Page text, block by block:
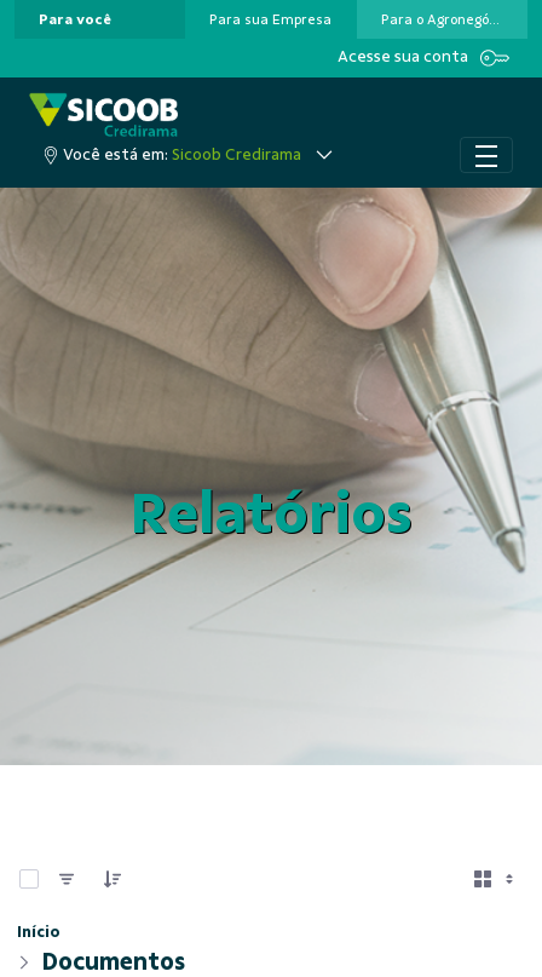
Pular para o Conteúdo principal
Para você Para sua Empresa Para o Agronegócio
Acesse sua conta
Você está em: Sicoob Credirama
Relatórios
Início
Documentos